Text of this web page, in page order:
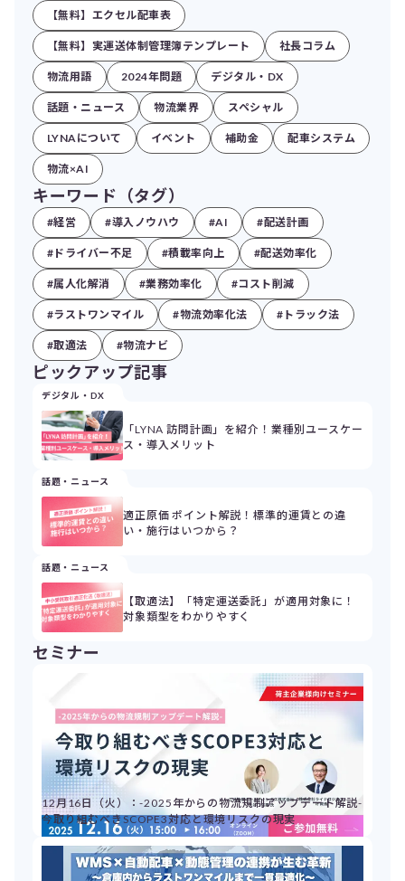
【無料】エクセル配車表
【無料】実運送体制管理簿テンプレート 社長コラム
物流用語 2024年問題 デジタル・DX
話題・ニュース 物流業界 スペシャル
LYNAについて イベント 補助金 配車システム
物流×AI
キーワード（タグ）
#経営 #導入ノウハウ #AI #配送計画
#ドライバー不足 #積載率向上 #配送効率化
#属人化解消 #業務効率化 #コスト削減
#ラストワンマイル #物流効率化法 #トラック法
#取適法 #物流ナビ
ピックアップ記事
デジタル・DX
「LYNA 訪問計画」を紹介！業種別ユースケー
ス・導入メリット
話題・ニュース
適正原価 ポイント解説！標準的運賃との違
い・施行はいつから？
話題・ニュース
【取適法】「特定運送委託」が適用対象に！
対象類型をわかりやすく
セミナー
12月16日（火）：-2025年からの物流規制アップデート解説-
今取り組むべきSCOPE3対応と環境リスクの現実